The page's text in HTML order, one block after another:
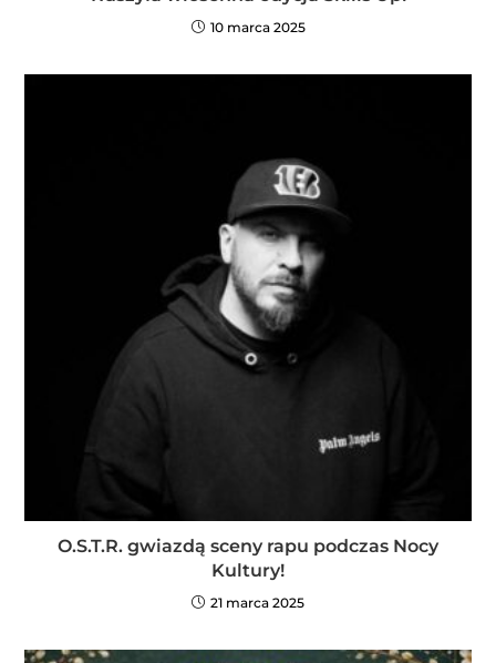
10 marca 2025
O.S.T.R. gwiazdą sceny rapu podczas Nocy
Kultury!
21 marca 2025